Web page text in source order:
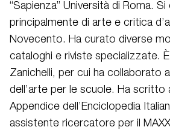
“Sapienza” Università di Roma.
principalmente di arte e critica
Novecento. Ha curato diverse
cataloghi e riviste specializzate.
Zanichelli, per cui ha collaborato
dell’arte per le scuole. Ha scritto
Appendice dell’Enciclopedia
assistente ricercatore per il